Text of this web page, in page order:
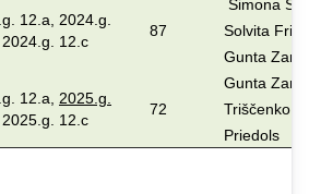
12.a, 2024.g.
12.c
87
Simona
Solvita
Gunta Zara
12.a, 2025.g.
, 2025.g. 12.c
72
Gunta
Triščenko,
Priedols